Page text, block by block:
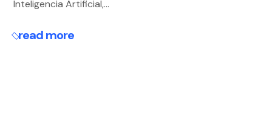
Inteligencia Artificial,...
read more